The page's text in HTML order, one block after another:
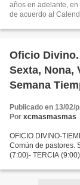
años en adelante,
de acuerdo al
de orientación
Oficio
Sexta, Nona,
Semana
Publicado en 13/02/
Por xcmasmasmas
OFICIO DIVINO-
Común de pastores.
(7:00)- TERCIA